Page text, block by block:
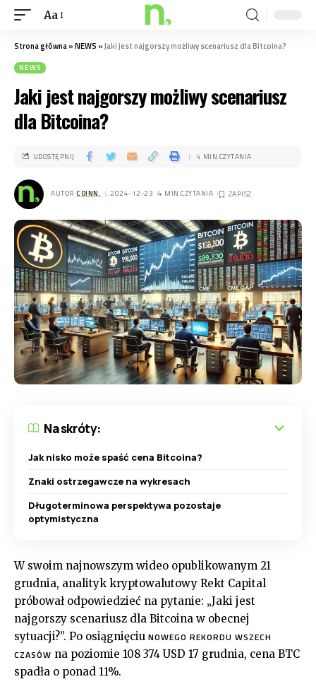
Aa
Strona główna»NEWS »Jaki jest najgorszy możliwy scenariusz dla Bitcoina?
NEWS
Jaki jest najgorszy możliwy scenariusz
dla Bitcoina?
AUTOR COINN. . 2024-12-23 4 MIN CZYTANIA
UDOSTĘPNIJ 4 MIN CZYTANIA
Na skróty:
Jak nisko może spaść cena Bitcoina?
Znaki ostrzegawcze na wykresach
Długoterminowa perspektywa pozostaje
optymistyczna
W swoim najnowszym wideo opublikowanym 21
grudnia, analityk kryptowalutowy Rekt Capital
próbował odpowiedzieć na pytanie: „Jaki jest
najgorszy scenariusz dla Bitcoina w obecnej
sytuacji?”. Po osiągnięciu NOWEGO REKORDU WSZECH
CZASÓW na poziomie 108 374 USD 17 grudnia, cena BTC
spadła o ponad 11%.